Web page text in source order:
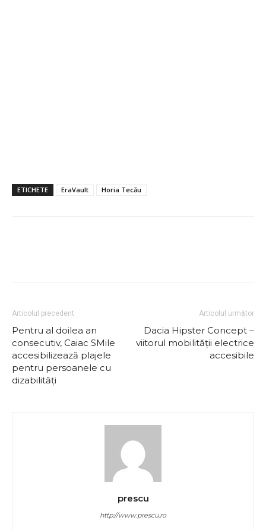
ETICHETE EraVault Horia Tecău
Articolul precedent
Pentru al doilea an
consecutiv, Caiac SMile
accesibilizează plajele
pentru persoanele cu
dizabilități
Articolul următor
Dacia Hipster Concept –
viitorul mobilității electrice
accesibile
prescu
http://www.prescu.ro